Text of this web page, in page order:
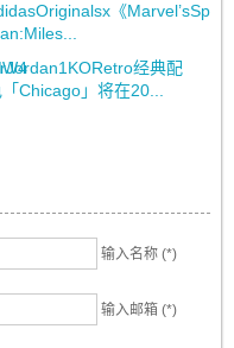
《
经典配
Chicago」将在20...
输入名称 (*)
输入邮箱 (*)